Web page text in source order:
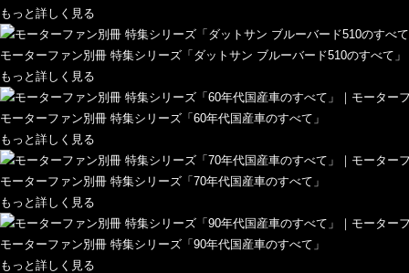
もっと詳しく見る
モーターファン別冊 特集シリーズ「ダットサン ブルーバード510のすべて」
もっと詳しく見る
モーターファン別冊 特集シリーズ「60年代国産車のすべて」
もっと詳しく見る
モーターファン別冊 特集シリーズ「70年代国産車のすべて」
もっと詳しく見る
モーターファン別冊 特集シリーズ「90年代国産車のすべて」
もっと詳しく見る